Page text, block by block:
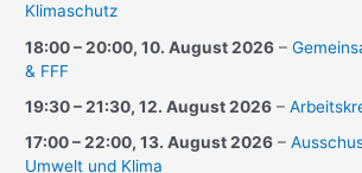
Klimaschutz
18:00–20:00,10. August 2026 –
& FFF
19:30–21:30,12. August 2026 –
17:00–22:00,13. August 2026 –
Umwelt und Klima